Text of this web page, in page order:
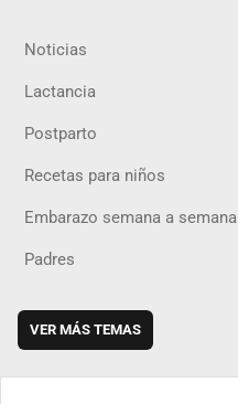
Noticias
Lactancia
Postparto
Recetas para niños
Embarazo semana a semana
Padres
VER MÁS TEMAS